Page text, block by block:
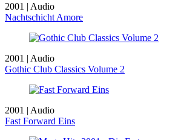
2001 | Audio
Nachtschicht Amore
2001 | Audio
Gothic Club Classics Volume 2
2001 | Audio
Fast Forward Eins